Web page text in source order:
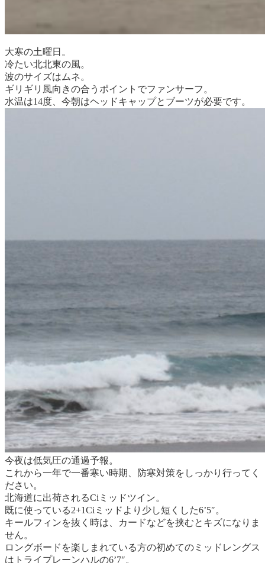
大寒の土曜日。
冷たい北北東の風。
波のサイズはムネ。
ギリギリ風向きの合うポイントでファンサーフ。
水温は14度、今朝はヘッドキャップとブーツが必要です。
今夜は低気圧の通過予報。
これから一年で一番寒い時期、防寒対策をしっかり行ってく
ださい。
北海道に出荷されるCiミッドツイン。
既に使っている2+1Ciミッドより少し短くした6’5″。
キールフィンを抜く時は、カードなどを挟むとキズになりま
せん。
ロングボードを楽しまれている方の初めてのミッドレングス
はトライプレーンハルの6’7″。